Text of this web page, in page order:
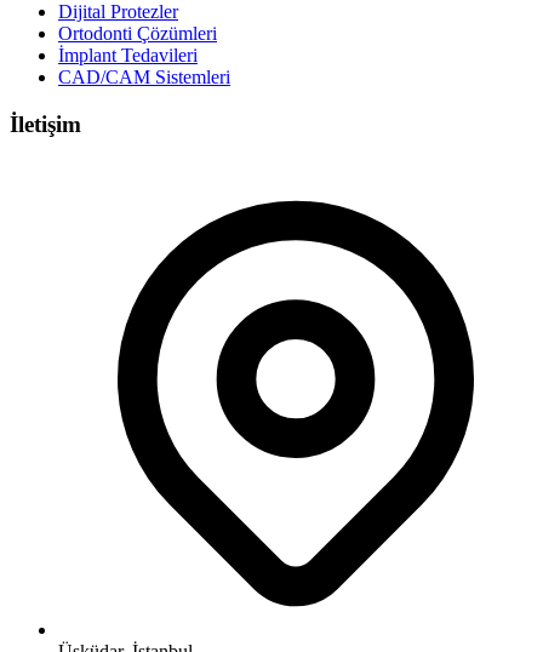
Dijital Protezler
Ortodonti Çözümleri
İmplant Tedavileri
CAD/CAM Sistemleri
İletişim